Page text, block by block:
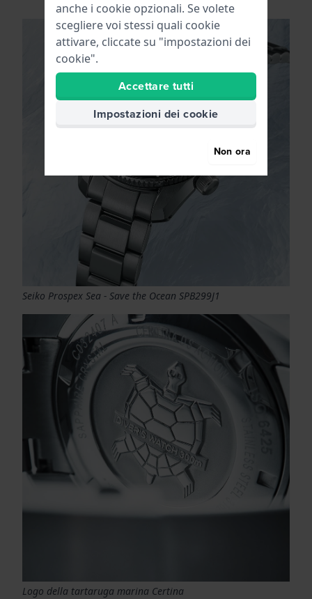
Seiko Prospex Sea - Save the Ocean SPB299J1
Logo della tartaruga marina Certina
anche i cookie opzionali. Se volete
scegliere voi stessi quali cookie
attivare, cliccate su "impostazioni dei
cookie".
Accettare tutti
Impostazioni dei cookie
Non ora